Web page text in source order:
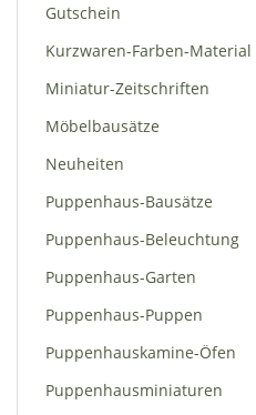
Gutschein
Kurzwaren-Farben-
Miniatur-Zeitschriften
Möbelbausätze
Neuheiten
Puppenhaus-Bausätze
Puppenhaus-Beleuchtung
Puppenhaus-Garten
Puppenhaus-Puppen
Puppenhauskamine-Öfen
Puppenhausminiaturen